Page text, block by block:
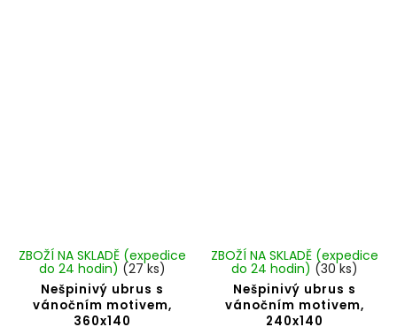
Nešpinivý ubrus s
vánočním motivem,
360x140
ZBOŽÍ NA SKLADĚ (expedice
do 24 hodin) (27 ks)
Nešpinivý ubrus s
vánočním motivem,
240x140
ZBOŽÍ NA SKLADĚ (expedice
do 24 hodin) (30 ks)